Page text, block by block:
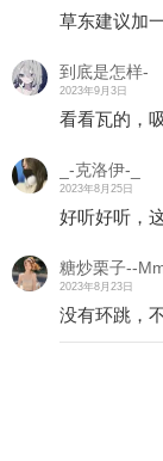
草东建议加
到底是怎样-
2023年9月3日
看看瓦的，
_-克洛伊-_
2023年8月25日
好听好听，
糖炒栗子--
2023年8月23日
没有环跳，